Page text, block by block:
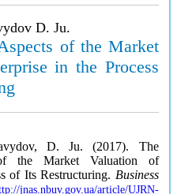
D. Ju.
of the Market
in the Process
D. Ju. (2017). The
the Market Valuation of
of Its Restructuring. Business
jnas.nbuv.gov.ua/article/UJRN-